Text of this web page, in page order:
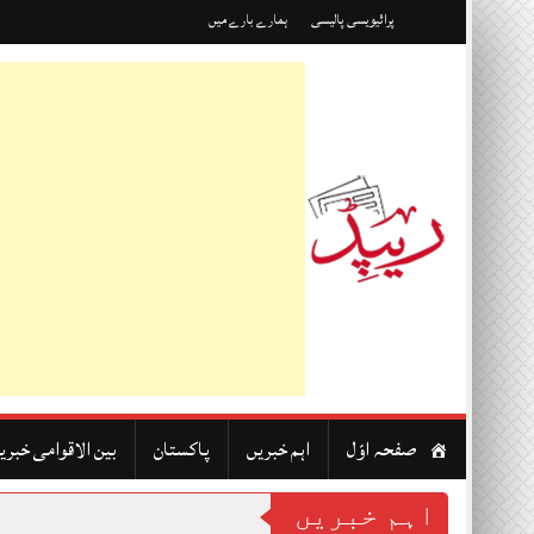
content
پرائیویسی پالیسی ہمارے بارے میں
صفحہ اوّل اہم خبریں پاکستان بین الاقوامی
اہم خبریں